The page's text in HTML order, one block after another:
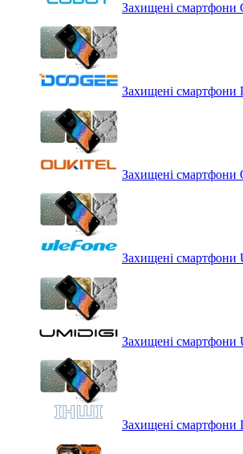
Захищені смартфони
Захищені смартфони
Захищені
Захищені смартфони
Захищені
Захищені смартфони